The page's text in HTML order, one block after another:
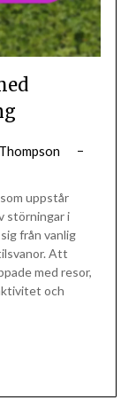
uppstår
störningar i
från vanlig
Att
med resor,
och